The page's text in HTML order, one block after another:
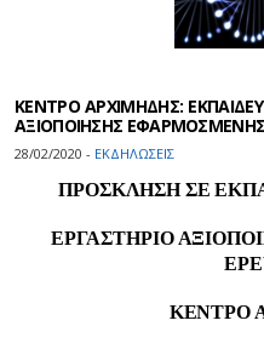
ΚΕΝΤΡΟ ΑΡΧΙΜΗΔΗΣ:
ΑΞΙΟΠΟΙΗΣΗΣ
28/02/2020 - ΕΚΔΗΛΩΣΕΙΣ
ΠΡΟΣΚΛΗΣΗ ΣΕ
ΕΡΓΑΣΤΗΡΙΟ
ΚΕΝΤΡΟ